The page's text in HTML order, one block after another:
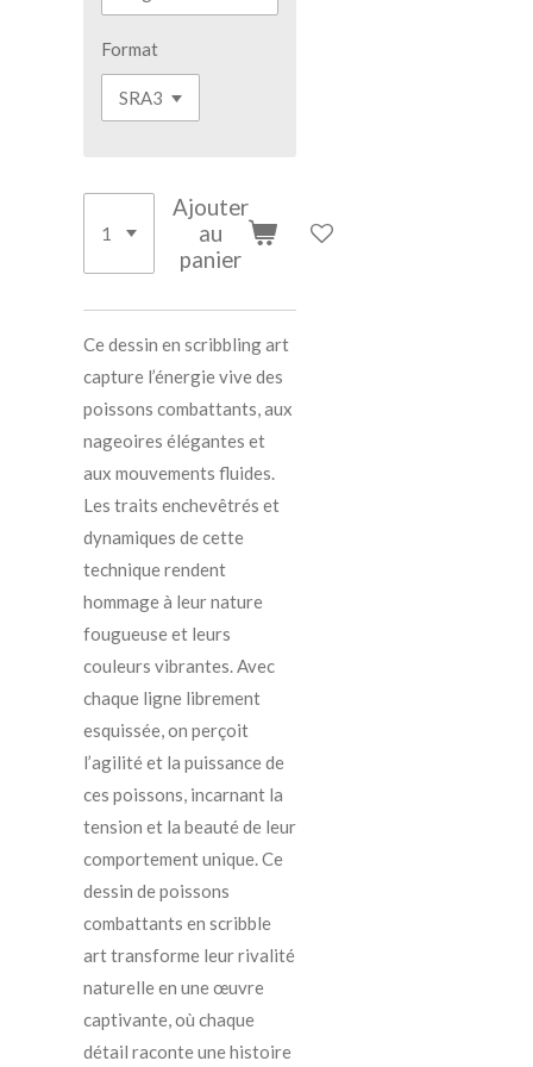
Format
Ajouter
au
panier
Ce dessin en scribbling art
capture l’énergie vive des
poissons combattants, aux
nageoires élégantes et
aux mouvements fluides.
Les traits enchevêtrés et
dynamiques de cette
technique rendent
hommage à leur nature
fougueuse et leurs
couleurs vibrantes. Avec
chaque ligne librement
esquissée, on perçoit
l’agilité et la puissance de
ces poissons, incarnant la
tension et la beauté de leur
comportement unique. Ce
dessin de poissons
combattants en scribble
art transforme leur rivalité
naturelle en une œuvre
captivante, où chaque
détail raconte une histoire